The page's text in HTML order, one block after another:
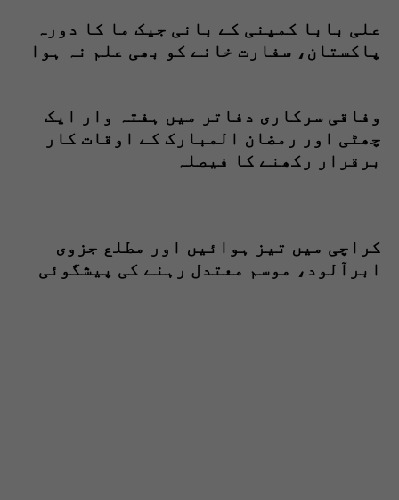
علی بابا کمپنی کے بانی جیک ما کا دورہ
پاکستان، سفارت خانے کو بھی علم نہ ہوا
وفاقی سرکاری دفاتر میں ہفتہ وار ایک
چھٹی اور رمضان المبارک کے اوقات کار
برقرار رکھنے کا فیصلہ
کراچی میں تیز ہوائیں اور مطلع جزوی
ابرآلود، موسم معتدل رہنے کی پیشگوئی